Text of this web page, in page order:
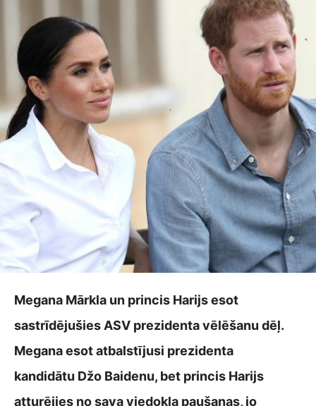
Megana Mārkla un princis Harijs esot
sastrīdējušies ASV prezidenta vēlēšanu dēļ.
Megana esot atbalstījusi prezidenta
kandidātu Džo Baidenu, bet princis Harijs
atturējies no sava viedokļa paušanas, jo